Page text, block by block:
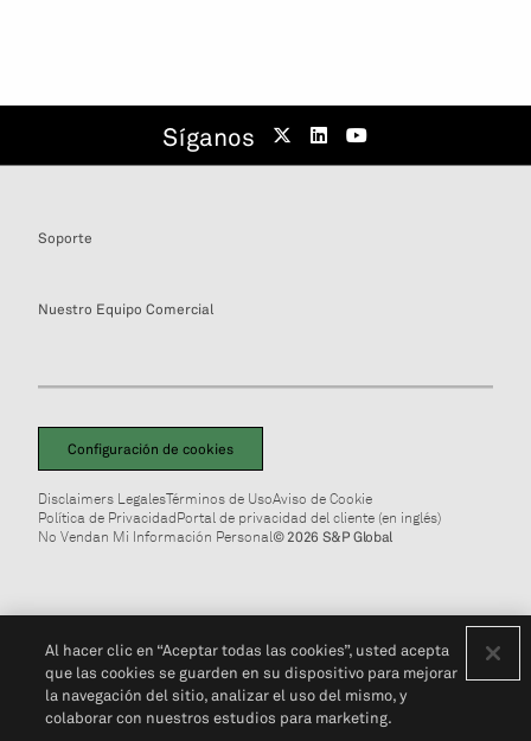
Síganos
Soporte
Nuestro Equipo Comercial
Configuración de cookies
Disclaimers LegalesTérminos de UsoAviso de Cookie
Política de PrivacidadPortal de privacidad del cliente (en inglés)
No Vendan Mi Información Personal© 2026 S&P Global
Al hacer clic en “Aceptar todas las cookies”, usted acepta
que las cookies se guarden en su dispositivo para mejorar
la navegación del sitio, analizar el uso del mismo, y
colaborar con nuestros estudios para marketing.